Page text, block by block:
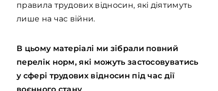
правила трудових відносин, які діятимуть
лише на час війни.
В цьому матеріалі ми зібрали повний
перелік норм, які можуть застосовуватись
у сфері трудових відносин під час дії